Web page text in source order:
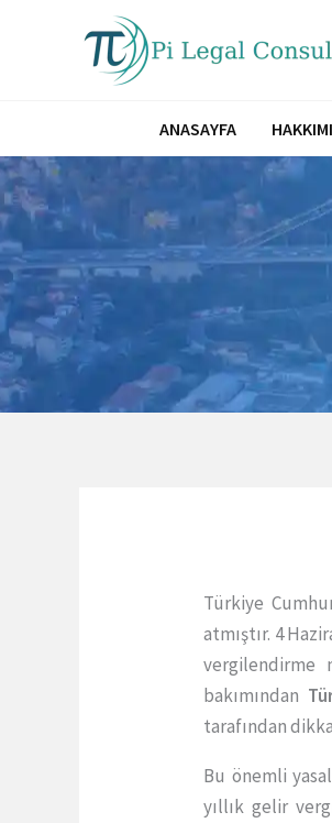
ANASAYFA
Türkiye
atmıştır. 4
vergilendirme
bakımından
tarafından
Bu önemli
yıllık gelir